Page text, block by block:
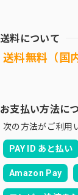
送料について
送料無料（国
お支払い方法に
次の方法がご利用
PAY ID あと払い
Amazon Pay